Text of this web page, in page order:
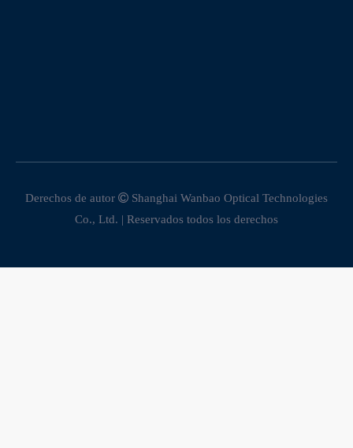
Derechos de autor  Shanghai Wanbao Optical Technologies
Co., Ltd. | Reservados todos los derechos